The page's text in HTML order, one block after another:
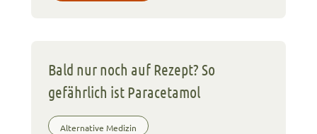
Bald nur noch auf Rezept? So
gefährlich ist Paracetamol
Alternative Medizin